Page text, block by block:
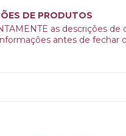
DE PRODUTOS
as descrições
antes de fechar